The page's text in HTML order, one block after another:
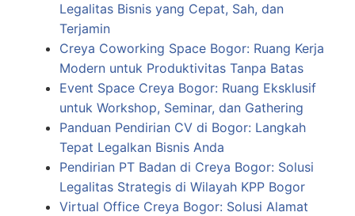
Legalitas Bisnis yang Cepat, Sah, dan
Terjamin
Creya Coworking Space Bogor: Ruang Kerja
Modern untuk Produktivitas Tanpa Batas
Event Space Creya Bogor: Ruang Eksklusif
untuk Workshop, Seminar, dan Gathering
Panduan Pendirian CV di Bogor: Langkah
Tepat Legalkan Bisnis Anda
Pendirian PT Badan di Creya Bogor: Solusi
Legalitas Strategis di Wilayah KPP Bogor
Virtual Office Creya Bogor: Solusi Alamat